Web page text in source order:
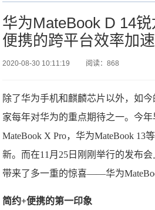
华为MateBook D 14
便携的跨平台效率加
2020-08-30 10:11:19 阅读：868
除了华为手机和麒麟芯片以外，如
家每年对华为的重点期待之一。今
MateBook X Pro，华为MateBook 13
新。而在11月25日刚刚举行的发布
带来了多一重的惊喜——华为
简约+便携的第一印象